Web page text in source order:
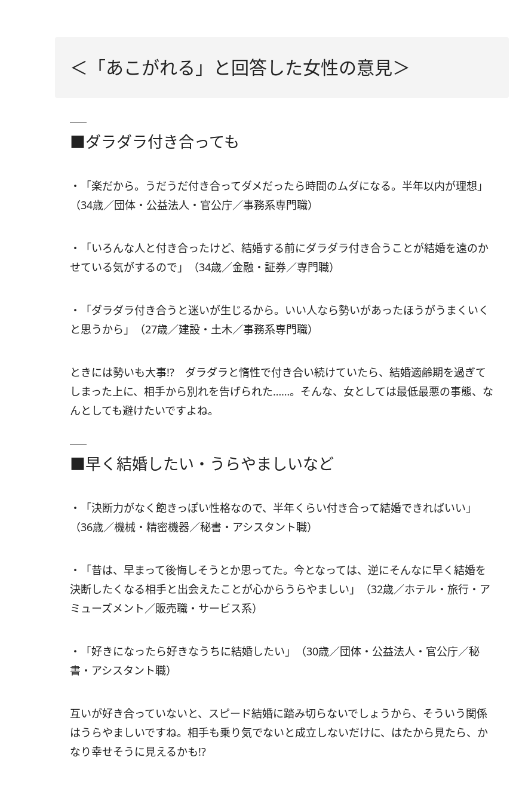
＜「あこがれる」と回答した女性の意見＞
■ダラダラ付き合っても
・「楽だから。うだうだ付き合ってダメだったら時間のムダになる。半年以内が理想」
（34歳／団体・公益法人・官公庁／事務系専門職）
・「いろんな人と付き合ったけど、結婚する前にダラダラ付き合うことが結婚を遠のか
せている気がするので」（34歳／金融・証券／専門職）
・「ダラダラ付き合うと迷いが生じるから。いい人なら勢いがあったほうがうまくいく
と思うから」（27歳／建設・土木／事務系専門職）
ときには勢いも大事!? ダラダラと惰性で付き合い続けていたら、結婚適齢期を過ぎて
しまった上に、相手から別れを告げられた……。そんな、女としては最低最悪の事態、な
んとしても避けたいですよね。
■早く結婚したい・うらやましいなど
・「決断力がなく飽きっぽい性格なので、半年くらい付き合って結婚できればいい」
（36歳／機械・精密機器／秘書・アシスタント職）
・「昔は、早まって後悔しそうとか思ってた。今となっては、逆にそんなに早く結婚を
決断したくなる相手と出会えたことが心からうらやましい」（32歳／ホテル・旅行・ア
ミューズメント／販売職・サービス系）
・「好きになったら好きなうちに結婚したい」（30歳／団体・公益法人・官公庁／秘
書・アシスタント職）
互いが好き合っていないと、スピード結婚に踏み切らないでしょうから、そういう関係
はうらやましいですね。相手も乗り気でないと成立しないだけに、はたから見たら、か
なり幸せそうに見えるかも!?